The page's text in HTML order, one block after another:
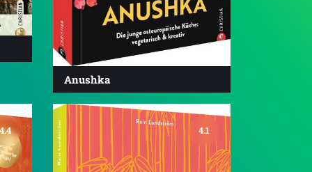
Anushka
4.4 4.1